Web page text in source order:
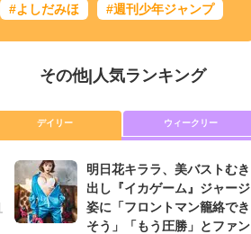
#よしだみほ #週刊少年ジャンプ
その他| 人気ランキング
デイリー ウィークリー
明日花キララ、美バストむき
出し『イカゲーム』ジャージ
姿に「フロントマン籠絡でき
そう」「もう圧勝」とファン